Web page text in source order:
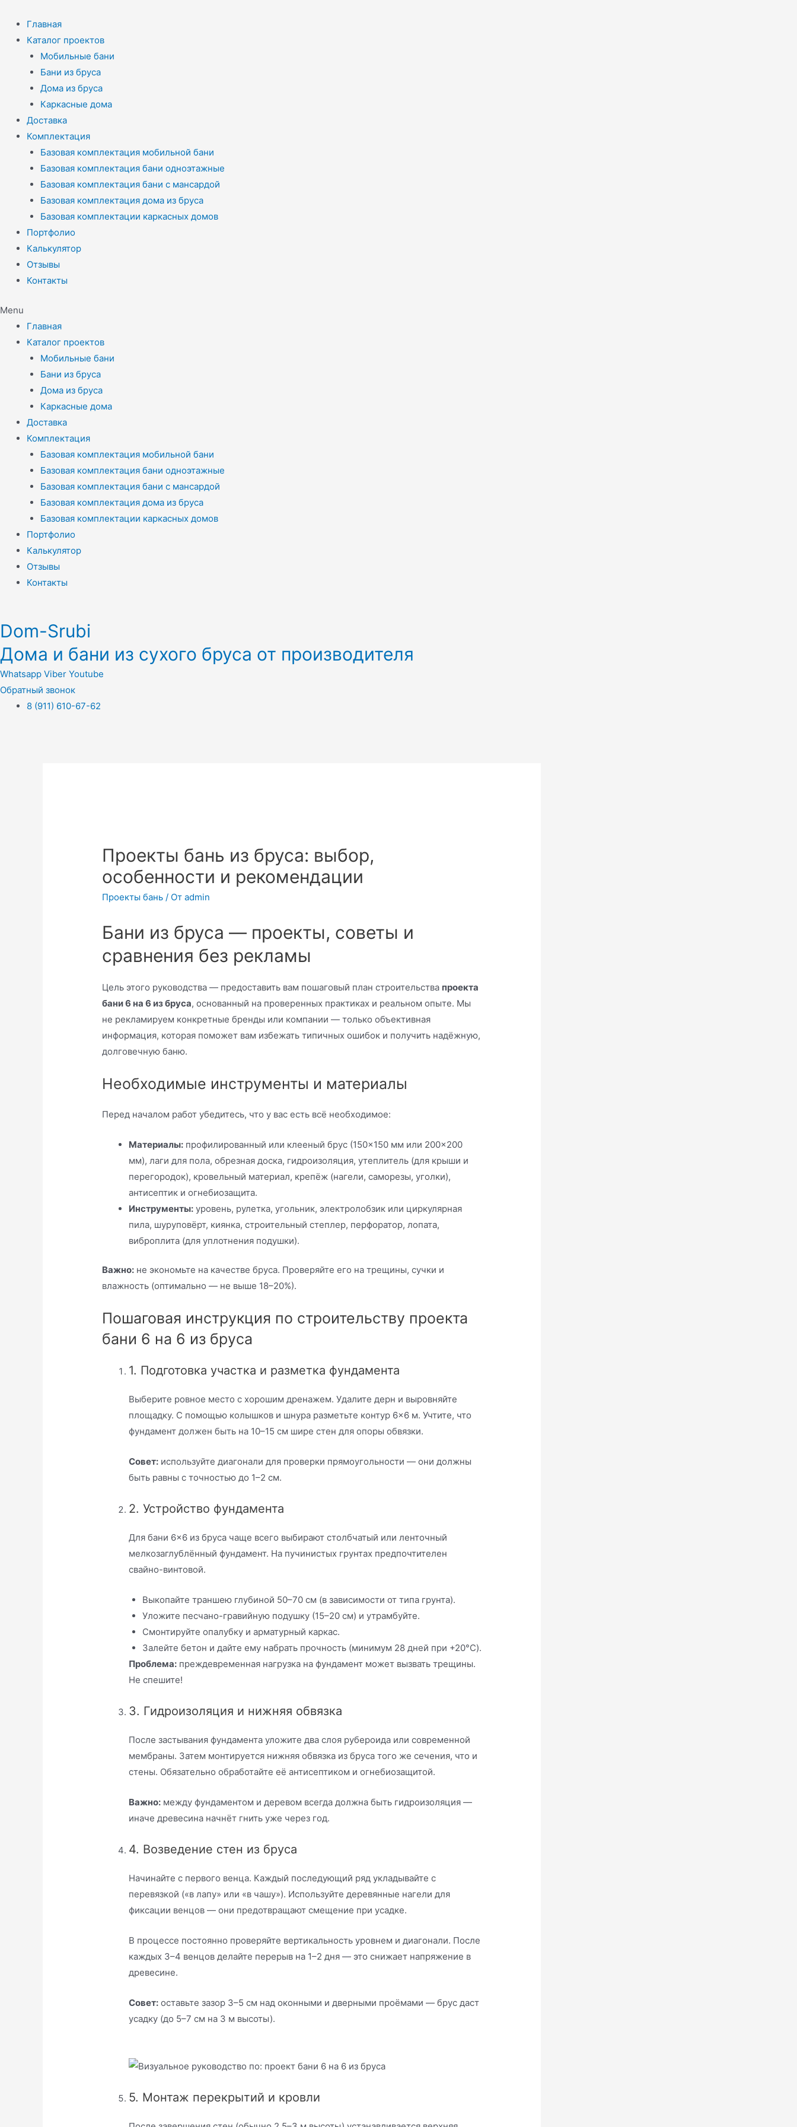
содержимому
Главная
Каталог проектов
Мобильные бани
Бани из бруса
Дома из бруса
Каркасные дома
Доставка
Комплектация
Базовая комплектация мобильной бани
Базовая комплектация бани одноэтажные
Базовая комплектация бани с мансардой
Базовая комплектация дома из бруса
Базовая комплектации каркасных домов
Портфолио
Калькулятор
Отзывы
Контакты
Menu
Главная
Каталог проектов
Мобильные бани
Бани из бруса
Дома из бруса
Каркасные дома
Доставка
Комплектация
Базовая комплектация мобильной бани
Базовая комплектация бани одноэтажные
Базовая комплектация бани с мансардой
Базовая комплектация дома из бруса
Базовая комплектации каркасных домов
Портфолио
Калькулятор
Отзывы
Контакты
Dom-Srubi
Дома и бани из сухого бруса от производителя
Whatsapp Viber Youtube
Обратный звонок
8 (911) 610-67-62
Проекты бань из бруса: выбор,
особенности и рекомендации
Проекты бань / От admin
Бани из бруса — проекты, советы и
сравнения без рекламы
Цель этого руководства — предоставить вам пошаговый план строительства проекта
бани 6 на 6 из бруса, основанный на проверенных практиках и реальном опыте. Мы
не рекламируем конкретные бренды или компании — только объективная
информация, которая поможет вам избежать типичных ошибок и получить надёжную,
долговечную баню.
Необходимые инструменты и материалы
Перед началом работ убедитесь, что у вас есть всё необходимое:
Материалы: профилированный или клееный брус (150×150 мм или 200×200
мм), лаги для пола, обрезная доска, гидроизоляция, утеплитель (для крыши и
перегородок), кровельный материал, крепёж (нагели, саморезы, уголки),
антисептик и огнебиозащита.
Инструменты: уровень, рулетка, угольник, электролобзик или циркулярная
пила, шуруповёрт, киянка, строительный степлер, перфоратор, лопата,
виброплита (для уплотнения подушки).
Важно: не экономьте на качестве бруса. Проверяйте его на трещины, сучки и
влажность (оптимально — не выше 18–20%).
Пошаговая инструкция по строительству проекта
бани 6 на 6 из бруса
1. Подготовка участка и разметка фундамента
Выберите ровное место с хорошим дренажем. Удалите дерн и выровняйте
площадку. С помощью колышков и шнура разметьте контур 6×6 м. Учтите, что
фундамент должен быть на 10–15 см шире стен для опоры обвязки.
Совет: используйте диагонали для проверки прямоугольности — они должны
быть равны с точностью до 1–2 см.
2. Устройство фундамента
Для бани 6×6 из бруса чаще всего выбирают столбчатый или ленточный
мелкозаглублённый фундамент. На пучинистых грунтах предпочтителен
свайно-винтовой.
Выкопайте траншею глубиной 50–70 см (в зависимости от типа грунта).
Уложите песчано-гравийную подушку (15–20 см) и утрамбуйте.
Смонтируйте опалубку и арматурный каркас.
Залейте бетон и дайте ему набрать прочность (минимум 28 дней при +20°C).
Проблема: преждевременная нагрузка на фундамент может вызвать трещины.
Не спешите!
3. Гидроизоляция и нижняя обвязка
После застывания фундамента уложите два слоя рубероида или современной
мембраны. Затем монтируется нижняя обвязка из бруса того же сечения, что и
стены. Обязательно обработайте её антисептиком и огнебиозащитой.
Важно: между фундаментом и деревом всегда должна быть гидроизоляция —
иначе древесина начнёт гнить уже через год.
4. Возведение стен из бруса
Начинайте с первого венца. Каждый последующий ряд укладывайте с
перевязкой («в лапу» или «в чашу»). Используйте деревянные нагели для
фиксации венцов — они предотвращают смещение при усадке.
В процессе постоянно проверяйте вертикальность уровнем и диагонали. После
каждых 3–4 венцов делайте перерыв на 1–2 дня — это снижает напряжение в
древесине.
Совет: оставьте зазор 3–5 см над оконными и дверными проёмами — брус даст
усадку (до 5–7 см на 3 м высоты).
5. Монтаж перекрытий и кровли